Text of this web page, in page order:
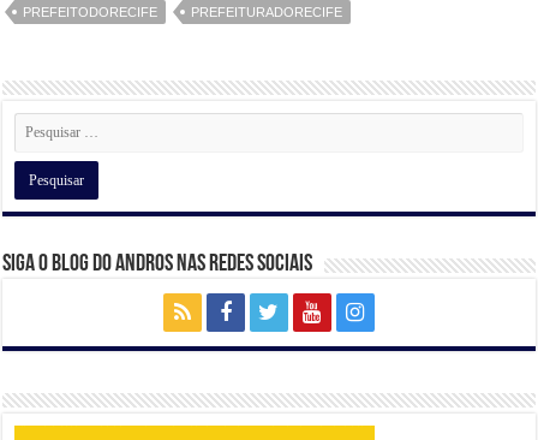
A
p
b
o
a
dI
PREFEITODORECIFE PREFEITURADORECIFE
Siga o Blog do Andros nas Redes Sociais